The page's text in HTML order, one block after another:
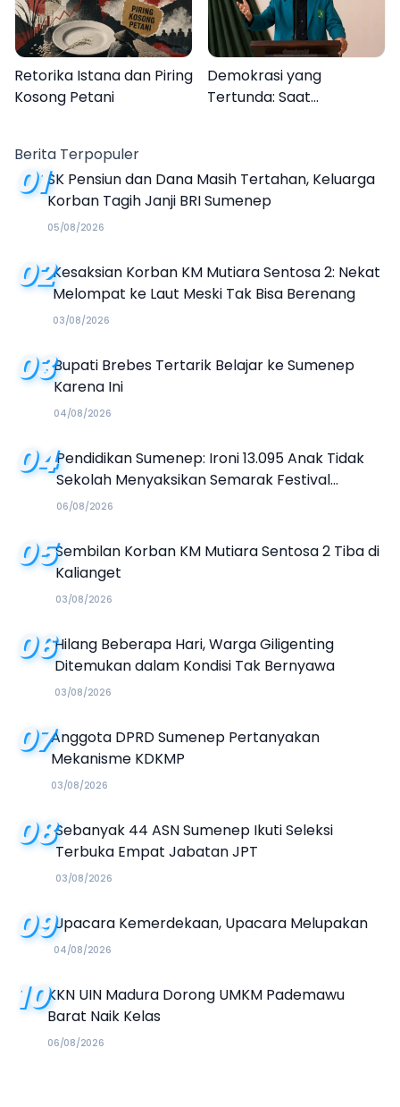
Retorika Istana dan Piring
Kosong Petani
Demokrasi yang
Tertunda: Saat
Berita Terpopuler
01SK Pensiun dan Dana Masih Tertahan, Keluarga
Korban Tagih Janji BRI Sumenep
05/08/2026
02Kesaksian Korban KM Mutiara Sentosa 2: Nekat
Melompat ke Laut Meski Tak Bisa Berenang
03/08/2026
03Bupati Brebes Tertarik Belajar ke Sumenep
Karena Ini
04/08/2026
04Pendidikan Sumenep: Ironi 13.095 Anak Tidak
Sekolah Menyaksikan Semarak Festival
Kalender Event 2026
06/08/2026
05Sembilan Korban KM Mutiara Sentosa 2 Tiba di
Kalianget
03/08/2026
06Hilang Beberapa Hari, Warga Giligenting
Ditemukan dalam Kondisi Tak Bernyawa
03/08/2026
07Anggota DPRD Sumenep Pertanyakan
Mekanisme KDKMP
03/08/2026
08Sebanyak 44 ASN Sumenep Ikuti Seleksi
Terbuka Empat Jabatan JPT
03/08/2026
09Upacara Kemerdekaan, Upacara Melupakan
04/08/2026
10KKN UIN Madura Dorong UMKM Pademawu
Barat Naik Kelas
06/08/2026